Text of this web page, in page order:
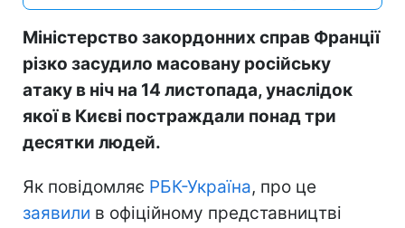
Міністерство закордонних справ Франції
різко засудило масовану російську
атаку в ніч на 14 листопада, унаслідок
якої в Києві постраждали понад три
десятки людей.
Як повідомляє РБК-Україна, про це
заявили в офіційному представництві